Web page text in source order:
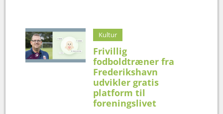
Kultur
Frivillig
fodboldtræner fra
Frederikshavn
udvikler gratis
platform til
foreningslivet